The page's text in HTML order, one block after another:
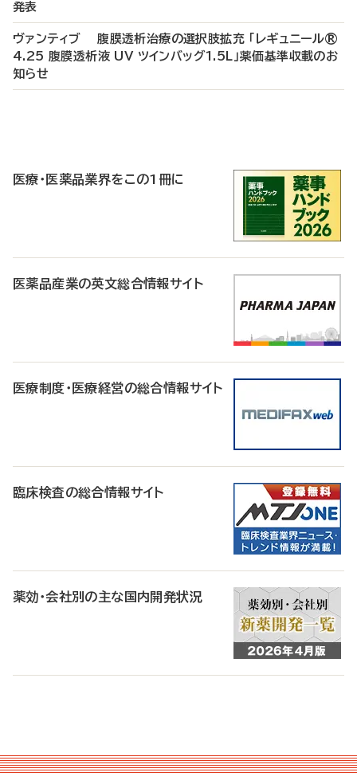
発表
ヴァンティブ 腹膜透析治療の選択肢拡充 「レギュニール®
4.25 腹膜透析液 UV ツインバッグ1.5L」薬価基準収載のお
知らせ
医療・医薬品業界をこの1冊に
医薬品産業の英文総合情報サイト
医療制度・医療経営の総合情報サイト
臨床検査の総合情報サイト
薬効・会社別の主な国内開発状況